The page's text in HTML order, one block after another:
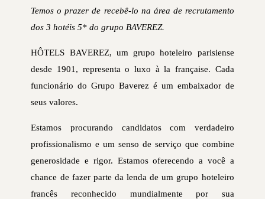
Temos o prazer de recebê-lo na área de recrutamento
dos 3 hotéis 5* do grupo BAVEREZ.
HÔTELS BAVEREZ, um grupo hoteleiro parisiense
desde 1901, representa o luxo à la française. Cada
funcionário do Grupo Baverez é um embaixador de
seus valores.
Estamos procurando candidatos com verdadeiro
profissionalismo e um senso de serviço que combine
generosidade e rigor. Estamos oferecendo a você a
chance de fazer parte da lenda de um grupo hoteleiro
francês reconhecido mundialmente por sua